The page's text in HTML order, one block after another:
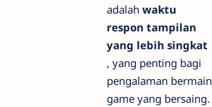
adalah waktu
respon tampilan
yang lebih singkat
, yang penting bagi
pengalaman bermain
game yang bersaing.